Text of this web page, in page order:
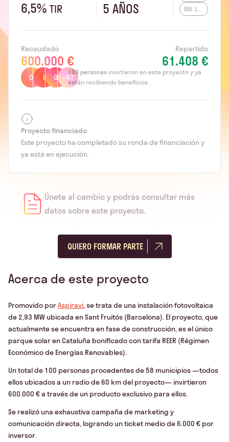
Acerca de este proyecto
Promovido porAspiravi, se trata de una instalación fotovoltaica
de 2,93 MW ubicada en Sant Fruitós (Barcelona). El proyecto, que
actualmente se encuentra en fase de construcción, es el único
parque solar en Cataluña bonificado con tarifa REER (Régimen
Económico de Energías Renovables). ​
Un total de 100 personas procedentes de 58 municipios —todos
ellos ubicados a un radio de 60 km del proyecto— invirtieron
600.000 € a través de un producto exclusivo para ellos.​
Se realizó una exhaustiva campaña de marketing y
comunicación directa, logrando un ticket medio de 6.000 € por
inversor.
6,5% TIR 5 AÑOS
INV. LOCAL
Recaudado
600.000 €
Repartido
61.408 €
O I Q +97
100 personas invirtieron en este proyecto y ya
están recibiendo beneficios.
Proyecto financiado
Este proyecto ha completado su ronda de financiación y
ya está en ejecución.
Únete al cambio y podrás consultar más
datos sobre este proyecto.
QUIERO FORMAR PARTE